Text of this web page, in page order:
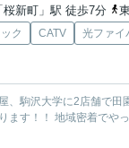
新町」駅 徒歩7分
東
ク CATV 光ファイ
、駒沢大学に2店舗で田
ます！！ 地域密着でや